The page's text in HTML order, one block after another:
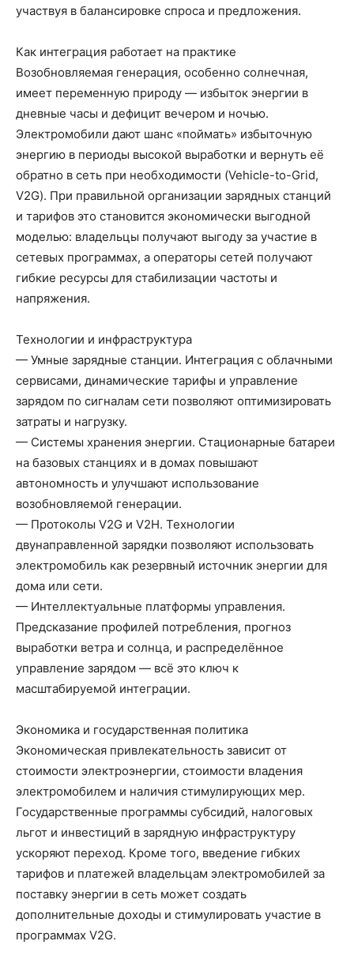
участвуя в балансировке спроса и предложения.
Как интеграция работает на практике
Возобновляемая генерация, особенно солнечная,
имеет переменную природу — избыток энергии в
дневные часы и дефицит вечером и ночью.
Электромобили дают шанс «поймать» избыточную
энергию в периоды высокой выработки и вернуть её
обратно в сеть при необходимости (Vehicle-to-Grid,
V2G). При правильной организации зарядных станций
и тарифов это становится экономически выгодной
моделью: владельцы получают выгоду за участие в
сетевых программах, а операторы сетей получают
гибкие ресурсы для стабилизации частоты и
напряжения.
Технологии и инфраструктура
— Умные зарядные станции. Интеграция с облачными
сервисами, динамические тарифы и управление
зарядом по сигналам сети позволяют оптимизировать
затраты и нагрузку.
— Системы хранения энергии. Стационарные батареи
на базовых станциях и в домах повышают
автономность и улучшают использование
возобновляемой генерации.
— Протоколы V2G и V2H. Технологии
двунаправленной зарядки позволяют использовать
электромобиль как резервный источник энергии для
дома или сети.
— Интеллектуальные платформы управления.
Предсказание профилей потребления, прогноз
выработки ветра и солнца, и распределённое
управление зарядом — всё это ключ к
масштабируемой интеграции.
Экономика и государственная политика
Экономическая привлекательность зависит от
стоимости электроэнергии, стоимости владения
электромобилем и наличия стимулирующих мер.
Государственные программы субсидий, налоговых
льгот и инвестиций в зарядную инфраструктуру
ускоряют переход. Кроме того, введение гибких
тарифов и платежей владельцам электромобилей за
поставку энергии в сеть может создать
дополнительные доходы и стимулировать участие в
программах V2G.